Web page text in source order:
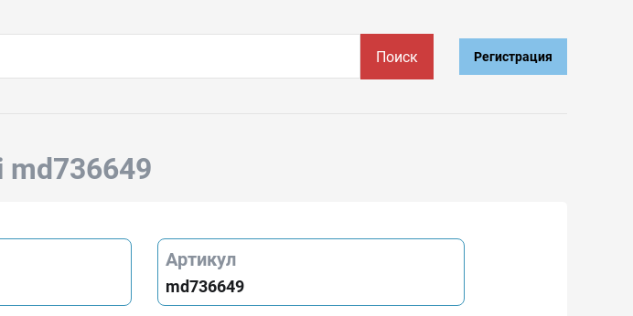
Поиск Регистрация
md736649
Артикул
md736649